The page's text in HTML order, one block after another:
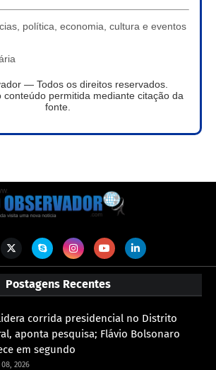
política, economia, cultura e eventos
— Todos os direitos reservados.
conteúdo permitida mediante citação da
fonte.
Postagens Recentes
corrida presidencial no Distrito
aponta pesquisa; Flávio Bolsonaro
em segundo
2026